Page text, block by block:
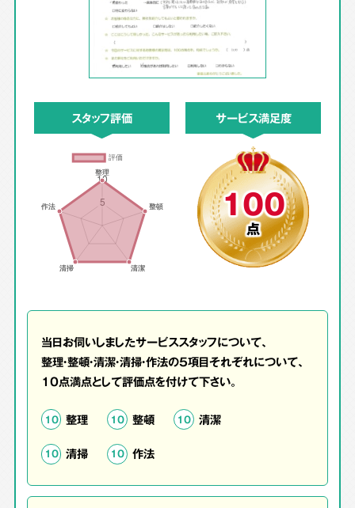
スタッフ評価 サービス満足度
100
点
当日お伺いしましたサービススタッフについて、
整理・整頓・清潔・清掃・作法の5項目それぞれについて、
10点満点として評価点を付けて下さい。
10 整理 10 整頓 10 清潔
10 清掃 10 作法